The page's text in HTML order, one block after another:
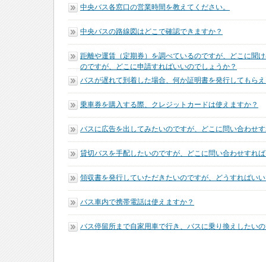
中央バス各窓口の営業時間を教えてください。
中央バスの路線図はどこで確認できますか？
距離や運賃（定期券）を調べているのですが、どこに聞
のですが、どこに申請すればいいのでしょうか？
バスが遅れて到着した場合、何か証明書を発行してもら
乗車券を購入する際、クレジットカードは使えますか？
バスに広告を出してみたいのですが、どこに問い合わせ
貸切バスを手配したいのですが、どこに問い合わせすれ
領収書を発行していただきたいのですが、どうすればい
バス車内で携帯電話は使えますか？
バス停留所まで自家用車で行き、バスに乗り換えしたい